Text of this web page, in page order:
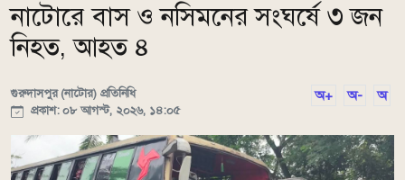
নাটোরে বাস ও নসিমনের সংঘর্ষে ৩ জন
নিহত, আহত ৪
গুরুদাসপুর (নাটোর) প্রতিনিধি
প্রকাশ: ০৮ আগস্ট, ২০২৬, ১৪:০৫
অ+ অ- অ